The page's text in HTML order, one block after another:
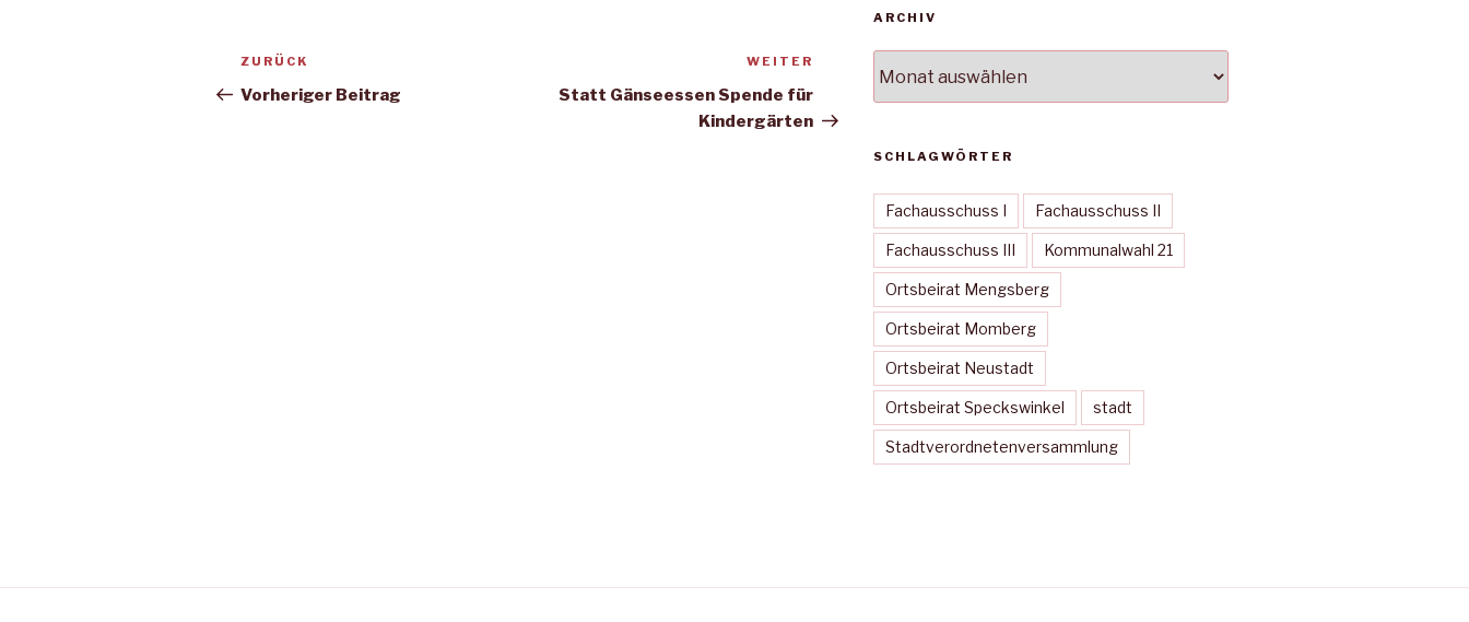
Beitragsnavigation
Vorheriger
Beitrag
ZURÜCK
Vorheriger Beitrag
Beitrag
WEITER
Statt Gänseessen Spende für
Kindergärten
ARCHIV
SCHLAGWÖRTER
Fachausschuss I Fachausschuss II
Fachausschuss III Kommunalwahl 21
Ortsbeirat Mengsberg
Ortsbeirat Momberg
Ortsbeirat Neustadt
Ortsbeirat Speckswinkel stadt
Stadtverordnetenversammlung